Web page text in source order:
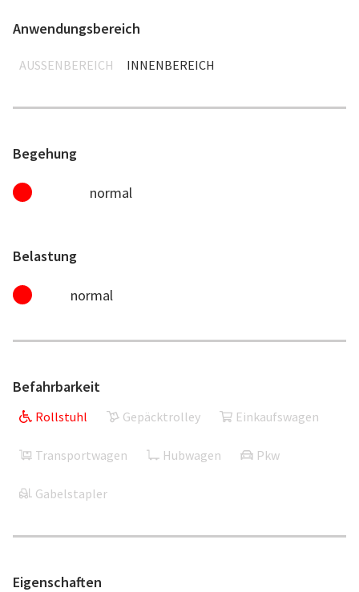
Anwendungsbereich
AUSSENBEREICH INNENBEREICH
Begehung
normal
Belastung
normal
Befahrbarkeit
Rollstuhl Gepäcktrolley Einkaufswagen
Transportwagen Hubwagen Pkw
Gabelstapler
Eigenschaften